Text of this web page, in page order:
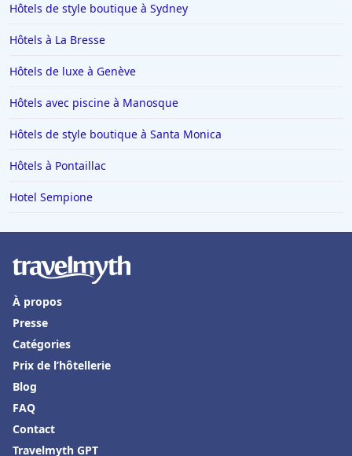
Hôtels à Chambéry
Hôtels à Tignes
Hôtels dans le Var
Hôtels en Italie
Hôtels à Miami
Hôtels à Megève
Hôtels à Turin
Hôtels à Villefranche-de-Lauragais
Hôtels en Andorre
Hôtels à Chantilly
Hôtels à Grindelwald
Hôtels à Fontainebleau
Hôtels à Thann
Hôtels de style boutique à Sydney
Hôtels à La Bresse
Hôtels de luxe à Genève
Hôtels avec piscine à Manosque
Hôtels de style boutique à Santa Monica
Hôtels à Pontaillac
Hotel Sempione
À propos
Presse
Catégories
Prix de l’hôtellerie
Blog
FAQ
Contact
Travelmyth GPT